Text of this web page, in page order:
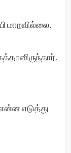
மாறவில்லை.
என்ன எடுத்து